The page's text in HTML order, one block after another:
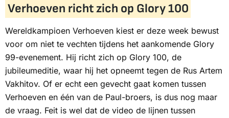
Verhoeven richt zich op Glory 100
Wereldkampioen Verhoeven kiest er deze week bewust
voor om niet te vechten tijdens het aankomende Glory
99-evenement. Hij richt zich op Glory 100, de
jubileumeditie, waar hij het opneemt tegen de Rus Artem
Vakhitov. Of er echt een gevecht gaat komen tussen
Verhoeven en één van de Paul-broers, is dus nog maar
de vraag. Feit is wel dat de video de lijnen tussen